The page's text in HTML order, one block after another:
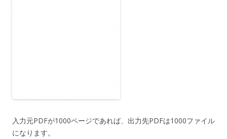
入力元PDFが1000ページであれば、出力先PDFは1000ファイル
になります。